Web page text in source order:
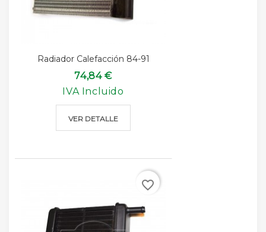
Radiador Calefacción 84-91
74,84 €
IVA Incluido
VER DETALLE
favorite_border